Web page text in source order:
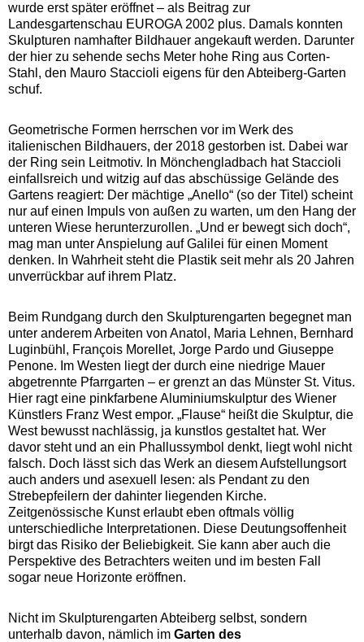
wurde erst später eröffnet – als Beitrag zur
Landesgartenschau EUROGA 2002 plus. Damals konnten
Skulpturen namhafter Bildhauer angekauft werden. Darunter
der hier zu sehende sechs Meter hohe Ring aus Corten-
Stahl, den Mauro Staccioli eigens für den Abteiberg-Garten
schuf.
Geometrische Formen herrschen vor im Werk des
italienischen Bildhauers, der 2018 gestorben ist. Dabei war
der Ring sein Leitmotiv. In Mönchengladbach hat Staccioli
einfallsreich und witzig auf das abschüssige Gelände des
Gartens reagiert: Der mächtige „Anello“ (so der Titel) scheint
nur auf einen Impuls von außen zu warten, um den Hang der
unteren Wiese herunterzurollen. „Und er bewegt sich doch“,
mag man unter Anspielung auf Galilei für einen Moment
denken. In Wahrheit steht die Plastik seit mehr als 20 Jahren
unverrückbar auf ihrem Platz.
Beim Rundgang durch den Skulpturengarten begegnet man
unter anderem Arbeiten von Anatol, Maria Lehnen, Bernhard
Luginbühl, François Morellet, Jorge Pardo und Giuseppe
Penone. Im Westen liegt der durch eine niedrige Mauer
abgetrennte Pfarrgarten – er grenzt an das Münster St. Vitus.
Hier ragt eine pinkfarbene Aluminiumskulptur des Wiener
Künstlers Franz West empor. „Flause“ heißt die Skulptur, die
West bewusst nachlässig, ja kunstlos gestaltet hat. Wer
davor steht und an ein Phallussymbol denkt, liegt wohl nicht
falsch. Doch lässt sich das Werk an diesem Aufstellungsort
auch anders und asexuell lesen: als Pendant zu den
Strebepfeilern der dahinter liegenden Kirche.
Zeitgenössische Kunst erlaubt eben oftmals völlig
unterschiedliche Interpretationen. Diese Deutungsoffenheit
birgt das Risiko der Beliebigkeit. Sie kann aber auch die
Perspektive des Betrachters weiten und im besten Fall
sogar neue Horizonte eröffnen.
Nicht im Skulpturengarten Abteiberg selbst, sondern
unterhalb davon, nämlich im Garten des